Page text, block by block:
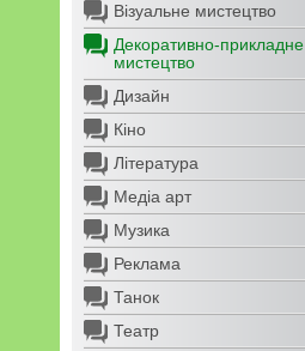
Візуальне мистецтво
Декоративно-прикладне
мистецтво
Дизайн
Кіно
Література
Медіа арт
Музика
Реклама
Танок
Театр